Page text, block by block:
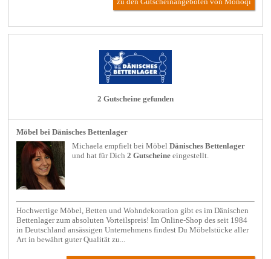
2 Gutscheine gefunden
Möbel bei Dänisches Bettenlager
Michaela empfielt beiMöbel Dänisches Bettenlager
und hat für Dich2 Gutscheine eingestellt.
Hochwertige Möbel, Betten und Wohndekoration gibt es im Dänischen
Bettenlager zum absoluten Vorteilspreis! Im Online-Shop des seit 1984
in Deutschland ansässigen Unternehmens findest Du Möbelstücke aller
Art in bewährt guter Qualität zu...